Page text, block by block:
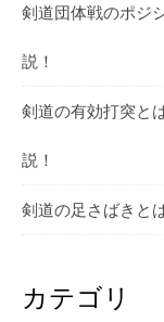
剣道団体戦のポジ
説！
剣道の有効打突と
説！
剣道の足さばきと
カテゴリ